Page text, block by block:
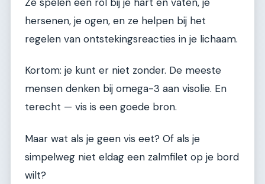
hersenen, je ogen, en ze helpen bij het
regelen van ontstekingsreacties in je lichaam.
Kortom: je kunt er niet zonder. De meeste
mensen denken bij omega-3 aan visolie. En
terecht — vis is een goede bron.
Maar wat als je geen vis eet? Of als je
simpelweg niet eldag een zalmfilet op je bord
wilt?